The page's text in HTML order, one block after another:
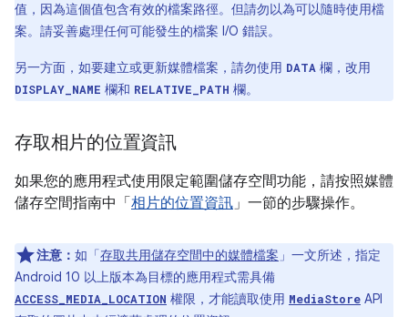
值，因為這個值包含有效的檔案路徑。但請勿以為可以隨時使用檔
案。請妥善處理任何可能發生的檔案 I/O 錯誤。
另一方面，如要建立或更新媒體檔案，請勿使用 DATA 欄，改用
DISPLAY_NAME 欄和 RELATIVE_PATH 欄。
存取相片的位置資訊
如果您的應用程式使用限定範圍儲存空間功能，請按照媒體
儲存空間指南中「 相片的位置資訊」一節的步驟操作。
注意： 如「存取共用儲存空間中的媒體檔案 」一文所述，指定
Android 10 以上版本為目標的應用程式需具備
ACCESS_MEDIA_LOCATION 權限，才能讀取使用 MediaStore API